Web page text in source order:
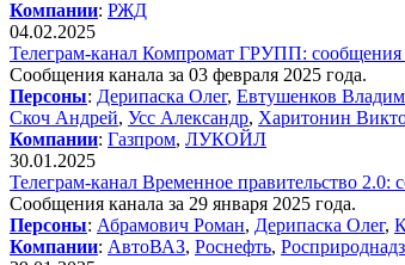
Компании: РЖД
04.02.2025
Телеграм-канал Компромат ГРУПП: сообщения
Сообщения канала за 03 февраля 2025 года.
Персоны: Дерипаска Олег, Евтушенков
Скоч Андрей, Усс Александр, Харитонин
Компании: Газпром, ЛУКОЙЛ
30.01.2025
Телеграм-канал Временное правительство 2.0:
Сообщения канала за 29 января 2025 года.
Персоны: Абрамович Роман, Дерипаска Олег,
Компании: АвтоВАЗ, Роснефть,